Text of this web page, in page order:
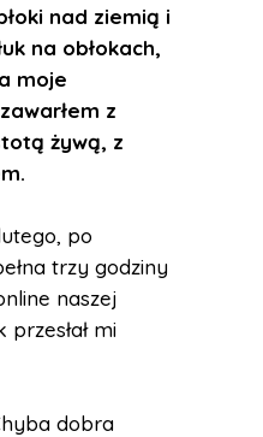
nad ziemią i
na obłokach,
moje
z
żywą, z
po
trzy godziny
naszej
przesłał mi
dobra